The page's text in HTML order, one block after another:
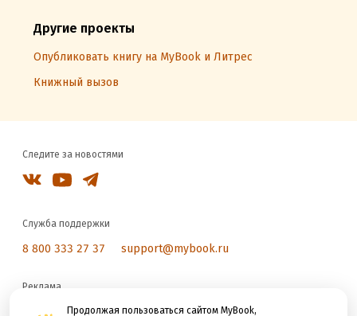
Продолжая пользоваться сайтом MyBook,
Другие проекты
Опубликовать книгу на MyBook и Литрес
Книжный вызов
Следите за новостями
Служба поддержки
8 800 333 27 37 support@mybook.ru
Реклама
reklama@litres.ru